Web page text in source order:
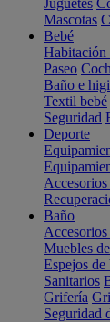
Juguetes
Mascotas
Bebé
Habitación
Paseo
Baño e
Textil bebé
Seguridad
Deporte
Baño
Muebles
Espejos de
Sanitarios
Grifería
Seguridad